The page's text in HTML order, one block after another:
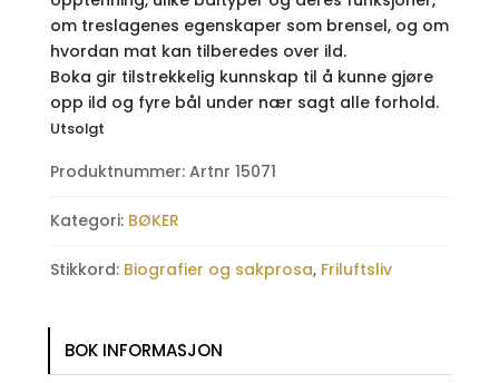
om treslagenes egenskaper som brensel, og om
hvordan mat kan tilberedes over ild.
Boka gir tilstrekkelig kunnskap til å kunne gjøre
opp ild og fyre bål under nær sagt alle forhold.
Utsolgt
Produktnummer: Artnr 15071
Kategori: BØKER
Stikkord: Biografier og sakprosa, Friluftsliv
BOK INFORMASJON